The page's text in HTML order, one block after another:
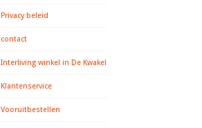
Privacy beleid
contact
Interliving winkel in De Kwakel
Klantenservice
Vooruitbestellen